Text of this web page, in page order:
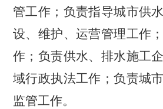
管工作；负责指导城市供
设、维护、运营管理工作
作；负责供水、排水施工
域行政执法工作；负责城
监管工作。